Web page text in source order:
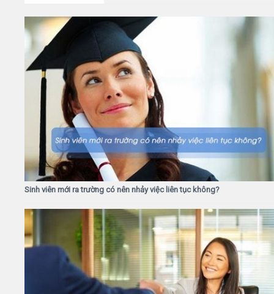
Sinh viên mới ra trường có nên nhảy việc liên tục không?